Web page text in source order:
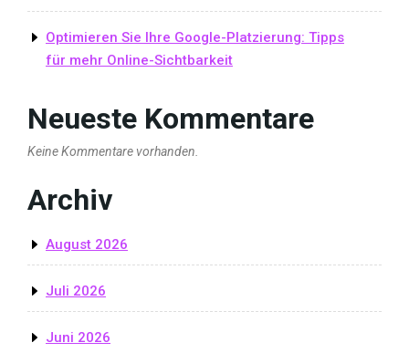
Optimieren Sie Ihre Google-Platzierung: Tipps
für mehr Online-Sichtbarkeit
Neueste Kommentare
Keine Kommentare vorhanden.
Archiv
August 2026
Juli 2026
Juni 2026